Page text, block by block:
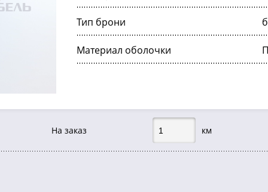
Тип брони
Материал оболочки
На заказ км